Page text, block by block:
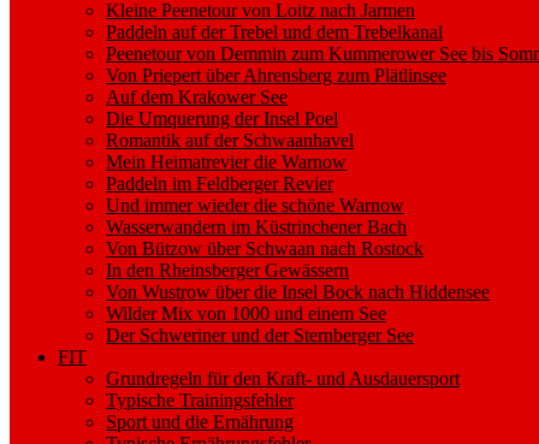
Kleine Peenetour von Loitz nach Jarmen
Paddeln auf der Trebel und dem Trebelkanal
Peenetour von Demmin zum Kummerower See bis
Von Priepert über Ahrensberg zum Plätlinsee
Auf dem Krakower See
Die Umquerung der Insel Poel
Romantik auf der Schwaanhavel
Mein Heimatrevier die Warnow
Paddeln im Feldberger Revier
Und immer wieder die schöne Warnow
Wasserwandern im Küstrinchener Bach
Von Bützow über Schwaan nach Rostock
In den Rheinsberger Gewässern
Von Wustrow über die Insel Bock nach Hiddensee
Wilder Mix von 1000 und einem See
Der Schweriner und der Sternberger See
FIT
Grundregeln für den Kraft- und Ausdauersport
Typische Trainingsfehler
Sport und die Ernährung